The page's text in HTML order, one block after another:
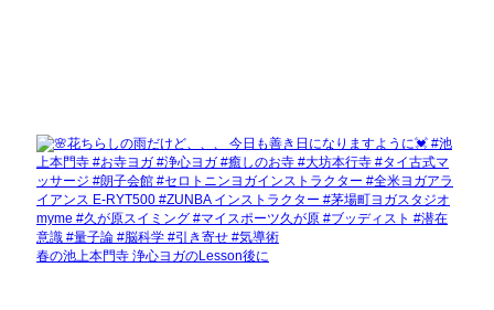
春の池上本門寺 浄心ヨガのLesson後に